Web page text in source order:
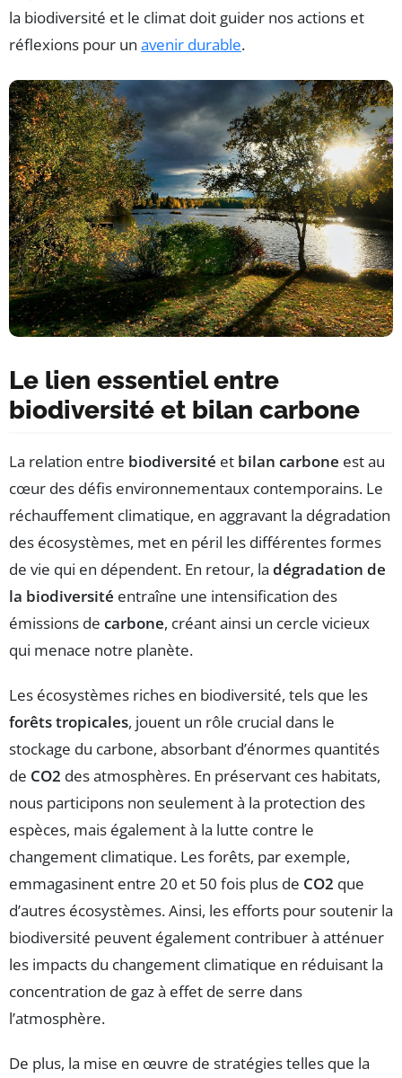
la biodiversité et le climat doit guider nos actions et
réflexions pour un avenir durable.
Le lien essentiel entre
biodiversité et bilan carbone
La relation entre biodiversité et bilan carbone est au
cœur des défis environnementaux contemporains. Le
réchauffement climatique, en aggravant la dégradation
des écosystèmes, met en péril les différentes formes
de vie qui en dépendent. En retour, la dégradation de
la biodiversité entraîne une intensification des
émissions de carbone, créant ainsi un cercle vicieux
qui menace notre planète.
Les écosystèmes riches en biodiversité, tels que les
forêts tropicales, jouent un rôle crucial dans le
stockage du carbone, absorbant d’énormes quantités
de CO2 des atmosphères. En préservant ces habitats,
nous participons non seulement à la protection des
espèces, mais également à la lutte contre le
changement climatique. Les forêts, par exemple,
emmagasinent entre 20 et 50 fois plus de CO2 que
d’autres écosystèmes. Ainsi, les efforts pour soutenir la
biodiversité peuvent également contribuer à atténuer
les impacts du changement climatique en réduisant la
concentration de gaz à effet de serre dans
l’atmosphère.
De plus, la mise en œuvre de stratégies telles que la